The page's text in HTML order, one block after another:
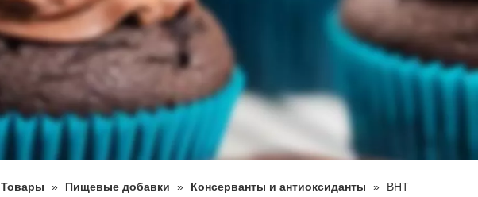
Товары » Пищевые добавки » Консерванты и антиоксиданты » BHT